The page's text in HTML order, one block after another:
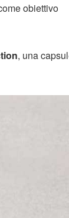
obiettivo
, una